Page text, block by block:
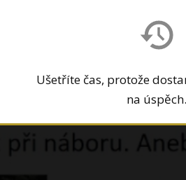
Ušetříte čas, protože
na úspěch.